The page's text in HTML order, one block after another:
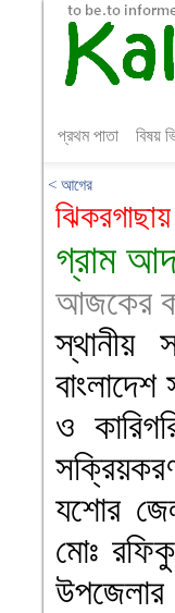
প্রথম পাতা বিষয়
< আগের
গ্রাম
আজকের
স্থানীয়
ও
যশোর
মোঃ
উপজেলার